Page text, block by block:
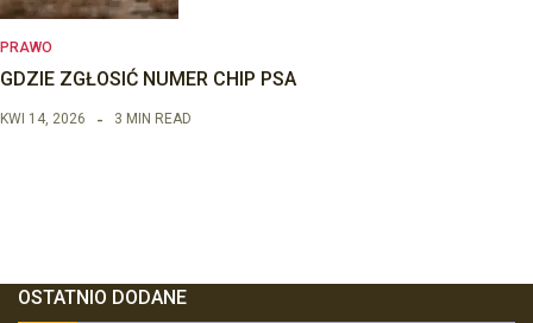
PRAWO
GDZIE ZGŁOSIĆ NUMER CHIP PSA
KWI 14, 2026 3 MIN READ
OSTATNIO DODANE